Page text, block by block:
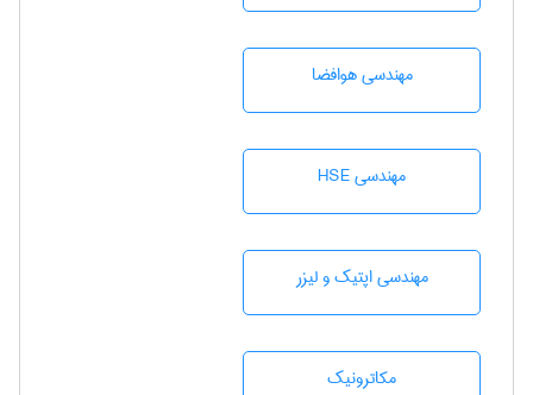
مهندسی هوافضا
مهندسی HSE
مهندسی اپتیک و لیزر
مکاترونیک